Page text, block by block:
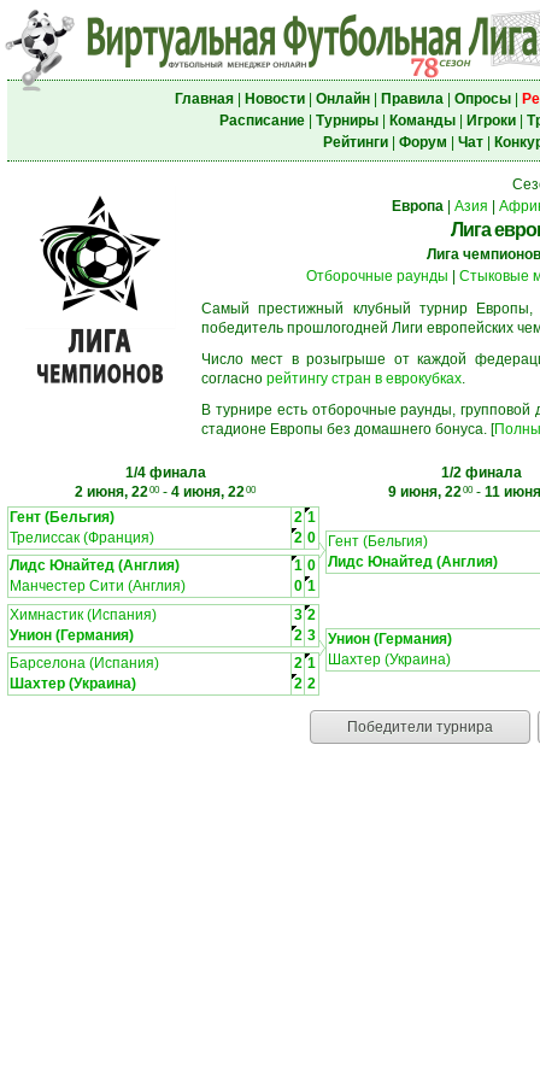
Главная| Новости| Онлайн| Правила| Опросы|
Расписание| Турниры| Команды| Игроки|
Рейтинги| Форум Чат|
Европа
Азия
Лига
Лига чемпионов
Отборочные раунды
Стыковые
Самый престижный клубный турнир
победитель прошлогодней Лиги европейских
Число мест в розыгрыше от каждой
согласно рейтингу стран в еврокубках.
В турнире есть отборочные раунды,
стадионе Европы без домашнего бонуса. [
1/4 финала
2 июня, 2200- 4 июня, 2200
1/2 финала
9 июня, 2200- 11
Гент (Бельгия)
2 1
Трелиссак (Франция)
2 0
Лидс Юнайтед (Англия)
1 0
Манчестер Сити (Англия)
0 1
Гент (Бельгия)
Лидс Юнайтед (Англия)
Химнастик (Испания) 3 2
Унион (Германия)
2 3
Барселона (Испания)
2 1
Шахтер (Украина)
2 2
Унион (Германия)
Шахтер (Украина)
Победители турнира